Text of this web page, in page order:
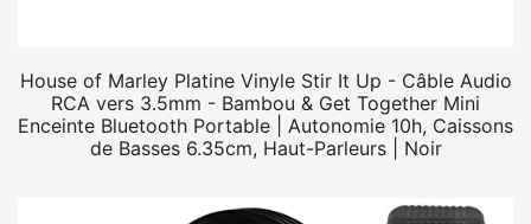
House of Marley Platine Vinyle Stir It Up - Câble Audio
RCA vers 3.5mm - Bambou & Get Together Mini
Enceinte Bluetooth Portable | Autonomie 10h, Caissons
de Basses 6.35cm, Haut-Parleurs | Noir